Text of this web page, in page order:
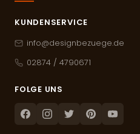
KUNDENSERVICE
info@designbezuege.de
02874 / 4790671
FOLGE UNS
FacebookInstagram
TwitterPinterestYoutube